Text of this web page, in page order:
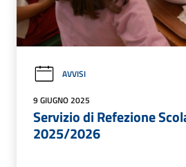
AVVISI
9 GIUGNO 2025
Servizio di Refezione
2025/2026